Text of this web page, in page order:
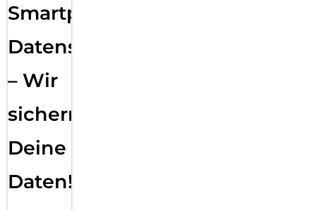
Smartphone
Datensicherung
– Wir
sichern
Deine
Daten!